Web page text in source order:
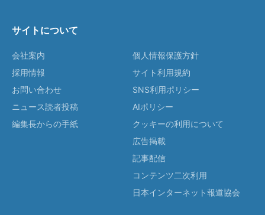
サイトについて
会社案内
採用情報
お問い合わせ
ニュース読者投稿
編集長からの手紙
個人情報保護方針
サイト利用規約
SNS利用ポリシー
AIポリシー
クッキーの利用について
広告掲載
記事配信
コンテンツ二次利用
日本インターネット報道協会